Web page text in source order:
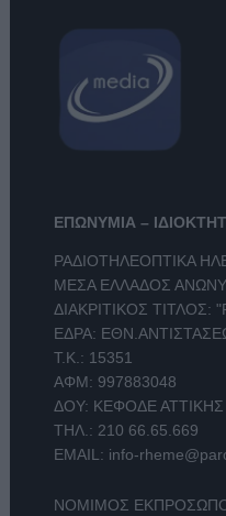
ΕΠΩΝΥΜΙΑ –
ΡΑΔΙΟΤΗΛΕΟΠΤΙΚΑ
ΜΕΣΑ ΕΛΛΑΔΟΣ
ΔΙΑΚΡΙΤΙΚΟΣ ΤΙΤΛΟΣ:
ΕΔΡΑ:
Τ.Κ.: 15351
ΑΦΜ: 997883048
ΔΟΥ: ΚΕΦΟΔΕ ΑΤΤΙΚΗΣ
ΤΗΛ.: 210 66.65.669
EMAIL: info-
ΝΟΜΙΜΟΣ